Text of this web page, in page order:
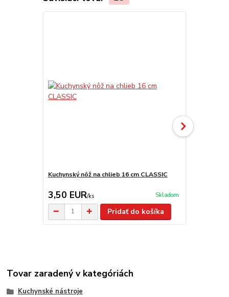
Kuchynský nôž na chlieb 16 cm CLASSIC
3,50 EUR/ks Skladom
Pridať do košíka
Tovar zaradený v kategóriách
Kuchynské nástroje